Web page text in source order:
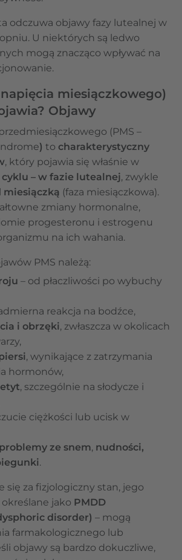
odczuwa objawy fazy lutealnej w
U niektórych są ledwo
mogą znacząco wpływać na
napięcia miesiączkowego)
Objawy
(PMS –
) to charakterystyczny
, który pojawia się właśnie w
– w fazie lutealnej, zwykle
miesiączką (faza miesiączkowa).
zmiany hormonalne,
progesteronu i estrogenu
na ich wahania.
PMS należą:
– od płaczliwości po wybuchy
reakcja na bodźce,
i obrzęki, zwłaszcza w okolicach
, wynikające z zatrzymania
hormonów,
, szczególnie na słodycze i
ciężkości lub ucisk w
problemy ze snem, nudności,
.
się za fizjologiczny stan, jego
jako PMDD
disorder) – mogą
farmakologicznego lub
objawy są bardzo dokuczliwe,